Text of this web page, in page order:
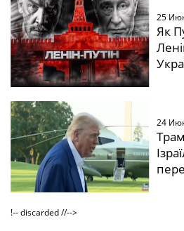
25
Як
24
!-- discarded //-->